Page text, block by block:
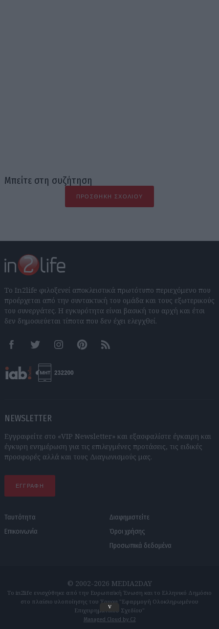
Μπείτε στη συζήτηση
ΠΡΟΣΘΉΚΗ ΣΧΟΛΊΟΥ
Το In2life φιλοξενεί αποκλειστικά πρωτότυπο περιεχόμενο που
προέρχεται από την συντακτική του ομάδα και τους εξωτερικούς
του συνεργάτες. Η εγκυρότητα είναι βασική του αρχή και έτσι
δεν δημοσιεύεται τίποτα που δεν έχει ελεγχθεί.
FacebookTwitter InstagramPinterestRSS feeds
NEWSLETTER
Εγγραφείτε στο «VIP Newsletter» και εξασφαλίστε έγκαιρη και
έγκυρη ενημέρωση για τις επιλεγμένες προτάσεις, τις ειδικές
προσφορές αλλά και τους Διαγωνισμούς μας.
ΕΓΓΡΑΦΗ
Ταυτότητα
Επικοινωνία
Διαφημιστείτε
Όροι χρήσης
Προσωπικά δεδομένα
© 2002-2026 MEDIA2DAY
Το in2life ενισχύθηκε από την Ευρωπαϊκή Ένωση και το Ελληνικό Δημόσιο
στο πλαίσιο υλοποίησης του Έργου "Εφαρμογή Ολοκληρωμένου
Επιχειρηματικού Σχεδίου"
Managed Cloud by C2
v